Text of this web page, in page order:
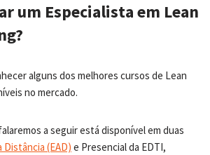
um Especialista em Lean
alguns dos melhores cursos de Lean
no mercado.
a seguir está disponível em duas
Distância (EAD) e Presencial da EDTI,